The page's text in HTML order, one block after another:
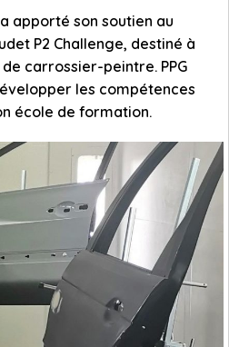
apporté son soutien au
P2 Challenge, destiné à
carrossier-peintre. PPG
les compétences
école de formation.